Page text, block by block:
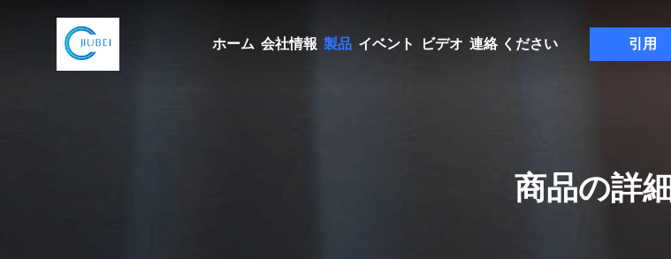
ホーム 会社情報 製品 イベント ビデオ 連絡 ください 引用
商品の詳細